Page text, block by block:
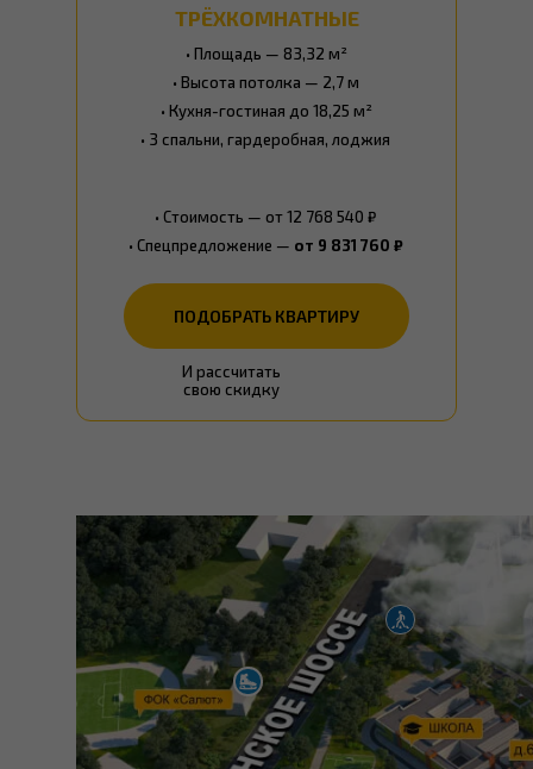
ТРЁХКОМНАТНЫЕ
• Площадь — 83,32 м²
• Высота потолка — 2,7 м
• Кухня-гостиная до 18,25 м²
• 3 спальни, гардеробная, лоджия
• Стоимость — от 12 768 540 ₽
• Спецпредложение — от 9 831 760 ₽
ПОДОБРАТЬ КВАРТИРУ
И рассчитать
свою скидку